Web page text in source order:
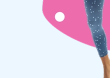
JB Inflatables: kwaliteit
Bij JB Inflatables kies je
uitstekende service. Onze
van sterke, duurzame
Bovendien krijg je standaard